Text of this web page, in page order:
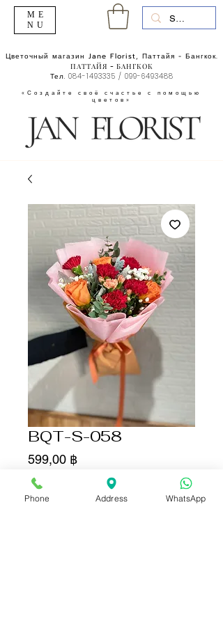
«Создайте своё счастье с помощью
цветов»
Цветочный магазин Jane Florist, Паттайя - Бангкок.
ПАТТАЙЯ - БАНГКОК
Тел. 084-1493335 / 099-6493488
ME
NU
BQT-S-058
599,00 ฿Цена
Количество
Phone Address WhatsApp